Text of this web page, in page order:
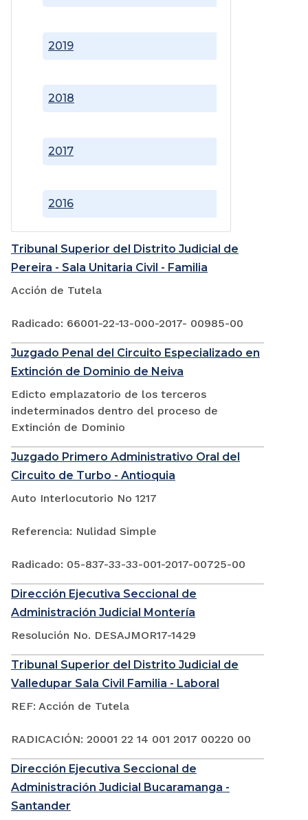
2016
2017
2018
2019
Tribunal Superior del Distrito Judicial de
Pereira - Sala Unitaria Civil - Familia
Acción de Tutela
Radicado: 66001-22-13-000-2017- 00985-00
Juzgado Penal del Circuito Especializado en
Extinción de Dominio de Neiva
Edicto emplazatorio de los terceros
indeterminados dentro del proceso de
Extinción de Dominio
Juzgado Primero Administrativo Oral del
Circuito de Turbo - Antioquia
Auto Interlocutorio No 1217
Referencia: Nulidad Simple
Radicado: 05-837-33-33-001-2017-00725-00
Dirección Ejecutiva Seccional de
Administración Judicial Montería
Resolución No. DESAJMOR17-1429
Tribunal Superior del Distrito Judicial de
Valledupar Sala Civil Familia - Laboral
REF: Acción de Tutela
RADICACIÓN: 20001 22 14 001 2017 00220 00
Dirección Ejecutiva Seccional de
Administración Judicial Bucaramanga -
Santander